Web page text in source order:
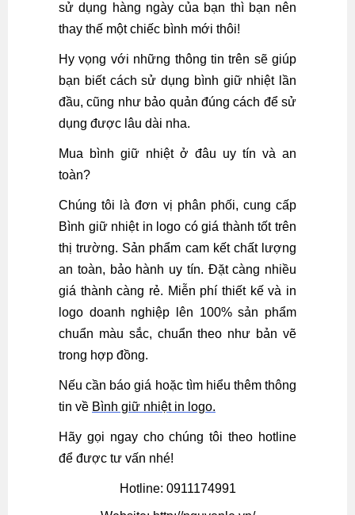
sử dụng hàng ngày của bạn thì bạn nên
thay thế một chiếc bình mới thôi!
Hy vọng với những thông tin trên sẽ giúp
bạn biết cách sử dụng bình giữ nhiệt lần
đầu, cũng như bảo quản đúng cách để sử
dụng được lâu dài nha.
Mua bình giữ nhiệt ở đâu uy tín và an
toàn?
Chúng tôi là đơn vị phân phối, cung cấp
Bình giữ nhiệt in logo có giá thành tốt trên
thị trường. Sản phẩm cam kết chất lượng
an toàn, bảo hành uy tín. Đặt càng nhiều
giá thành càng rẻ. Miễn phí thiết kế và in
logo doanh nghiệp lên 100% sản phẩm
chuẩn màu sắc, chuẩn theo như bản vẽ
trong hợp đồng.
Nếu cần báo giá hoặc tìm hiểu thêm thông
tin về Bình giữ nhiệt in logo.
Hãy gọi ngay cho chúng tôi theo hotline
để được tư vấn nhé!
Hotline: 0911174991